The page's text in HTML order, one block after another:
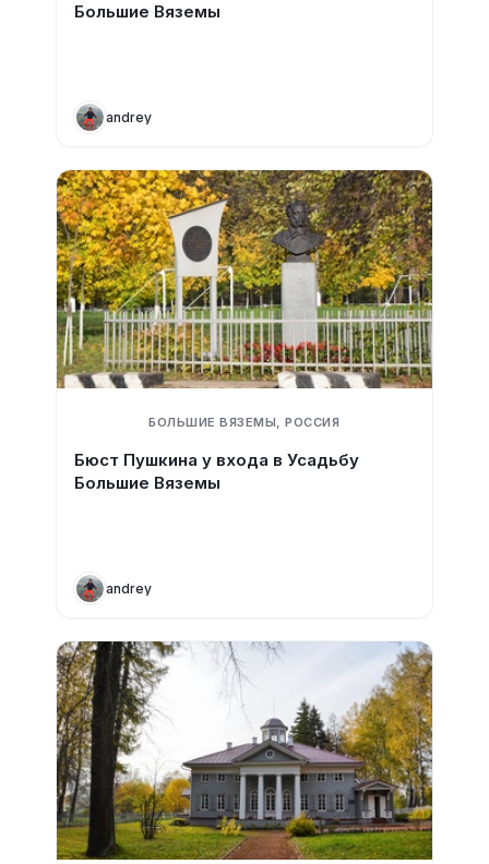
Большие Вяземы
andrey
БОЛЬШИЕ ВЯЗЕМЫ, РОССИЯ
Бюст Пушкина у входа в Усадьбу
Большие Вяземы
andrey